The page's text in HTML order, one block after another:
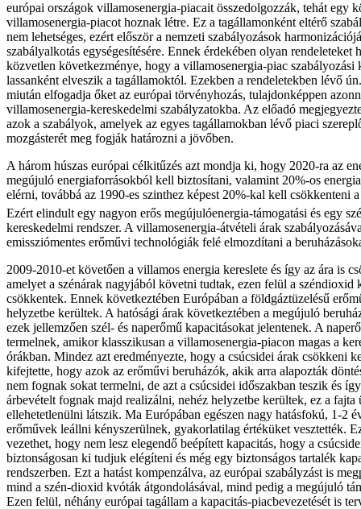
európai országok villamosenergia-piacait összedolgozzák, tehát egy
villamosenergia-piacot hoznak létre. Ez a tagállamonként eltérő
nem lehetséges, ezért először a nemzeti szabályozások
szabályalkotás egységesítésére. Ennek érdekében olyan rendeleteket
közvetlen következménye, hogy a villamosenergia-piac szabályozási
lassanként elveszik a tagállamoktól. Ezekben a rendeletekben lévő
miután elfogadja őket az európai törvényhozás, tulajdonképpen
villamosenergia-kereskedelmi szabályzatokba. Az előadó
azok a szabályok, amelyek az egyes tagállamokban lévő piaci
mozgásterét meg fogják határozni a jövőben.
A három húszas európai célkitűzés azt mondja ki, hogy 2020-ra az
megújuló energiaforrásokból kell biztosítani, valamint 20%-os
elérni, továbbá az 1990-es szinthez képest 20%-kal kell csökkenteni
Ezért elindult egy nagyon erős megújulóenergia-támogatási és egy
kereskedelmi rendszer. A villamosenergia-átvételi árak
emissziómentes erőművi technológiák felé elmozdítani a
2009-2010-et követően a villamos energia kereslete és így az ára is
amelyet a szénárak nagyjából követni tudtak, ezen felül a széndioxid
csökkentek. Ennek következtében Európában a földgáztüzelésű
helyzetbe kerültek. A hatósági árak következtében a megújuló
ezek jellemzően szél- és naperőmű kapacitásokat jelentenek. A
termelnek, amikor klasszikusan a villamosenergia-piacon magas a
órákban. Mindez azt eredményezte, hogy a csúcsidei árak csökkeni
kifejtette, hogy azok az erőművi beruházók, akik arra alapozták
nem fognak sokat termelni, de azt a csúcsidei időszakban teszik és
árbevételt fognak majd realizálni, nehéz helyzetbe kerültek, ez a fajta
ellehetetlenülni látszik. Ma Európában egészen nagy hatásfokú, 1-2
erőművek leállni kényszerülnek, gyakorlatilag értéküket vesztették.
vezethet, hogy nem lesz elegendő beépített kapacitás, hogy a
biztonságosan ki tudjuk elégíteni és még egy biztonságos tartalék
rendszerben. Ezt a hatást kompenzálva, az európai szabályzást is
mind a szén-dioxid kvóták átgondolásával, mind pedig a megújuló
Ezen felül, néhány európai tagállam a kapacitás-piacbevezetését is